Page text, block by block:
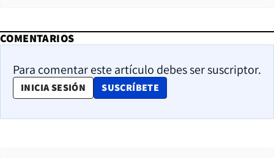
COMENTARIOS
Para comentar este artículo debes ser suscriptor.
INICIA SESIÓN SUSCRÍBETE
OPENS IN NEW WINDOW